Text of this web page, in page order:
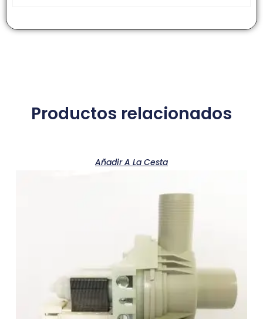
Productos relacionados
Añadir A La Cesta